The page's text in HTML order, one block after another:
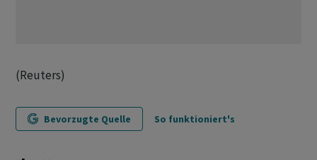
(Reuters)
Bevorzugte Quelle So funktioniert's